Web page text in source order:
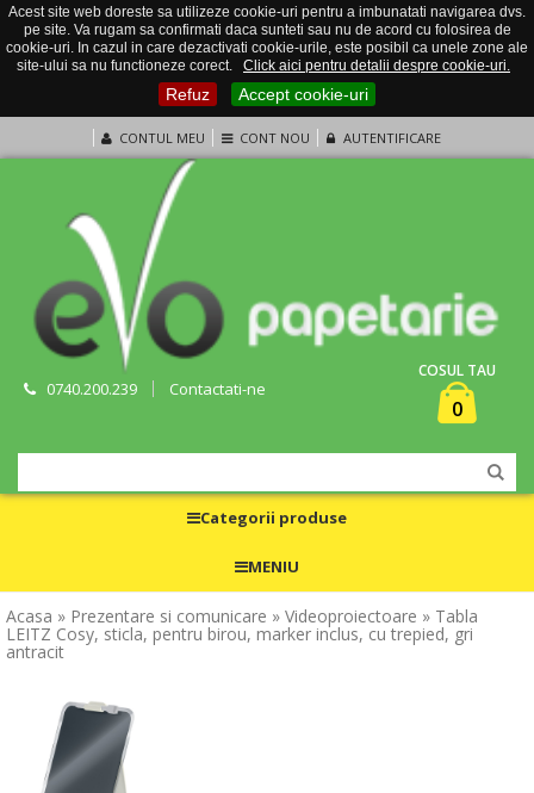
Acest site web doreste sa utilizeze cookie-uri pentru a imbunatati navigarea dvs.
pe site. Va rugam sa confirmati daca sunteti sau nu de acord cu folosirea de
cookie-uri. In cazul in care dezactivati cookie-urile, este posibil ca unele zone ale
site-ului sa nu functioneze corect.
Click aici pentru detalii despre cookie-uri.
Refuz Accept cookie-uri
CONTUL MEU CONT NOU AUTENTIFICARE
0740.200.239 Contactati-ne
COSUL TAU
0
Categorii produse
MENIU
Acasa » Prezentare si comunicare » Videoproiectoare » Tabla
LEITZ Cosy, sticla, pentru birou, marker inclus, cu trepied, gri
antracit